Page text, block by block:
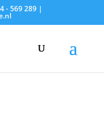
- 569 289 |